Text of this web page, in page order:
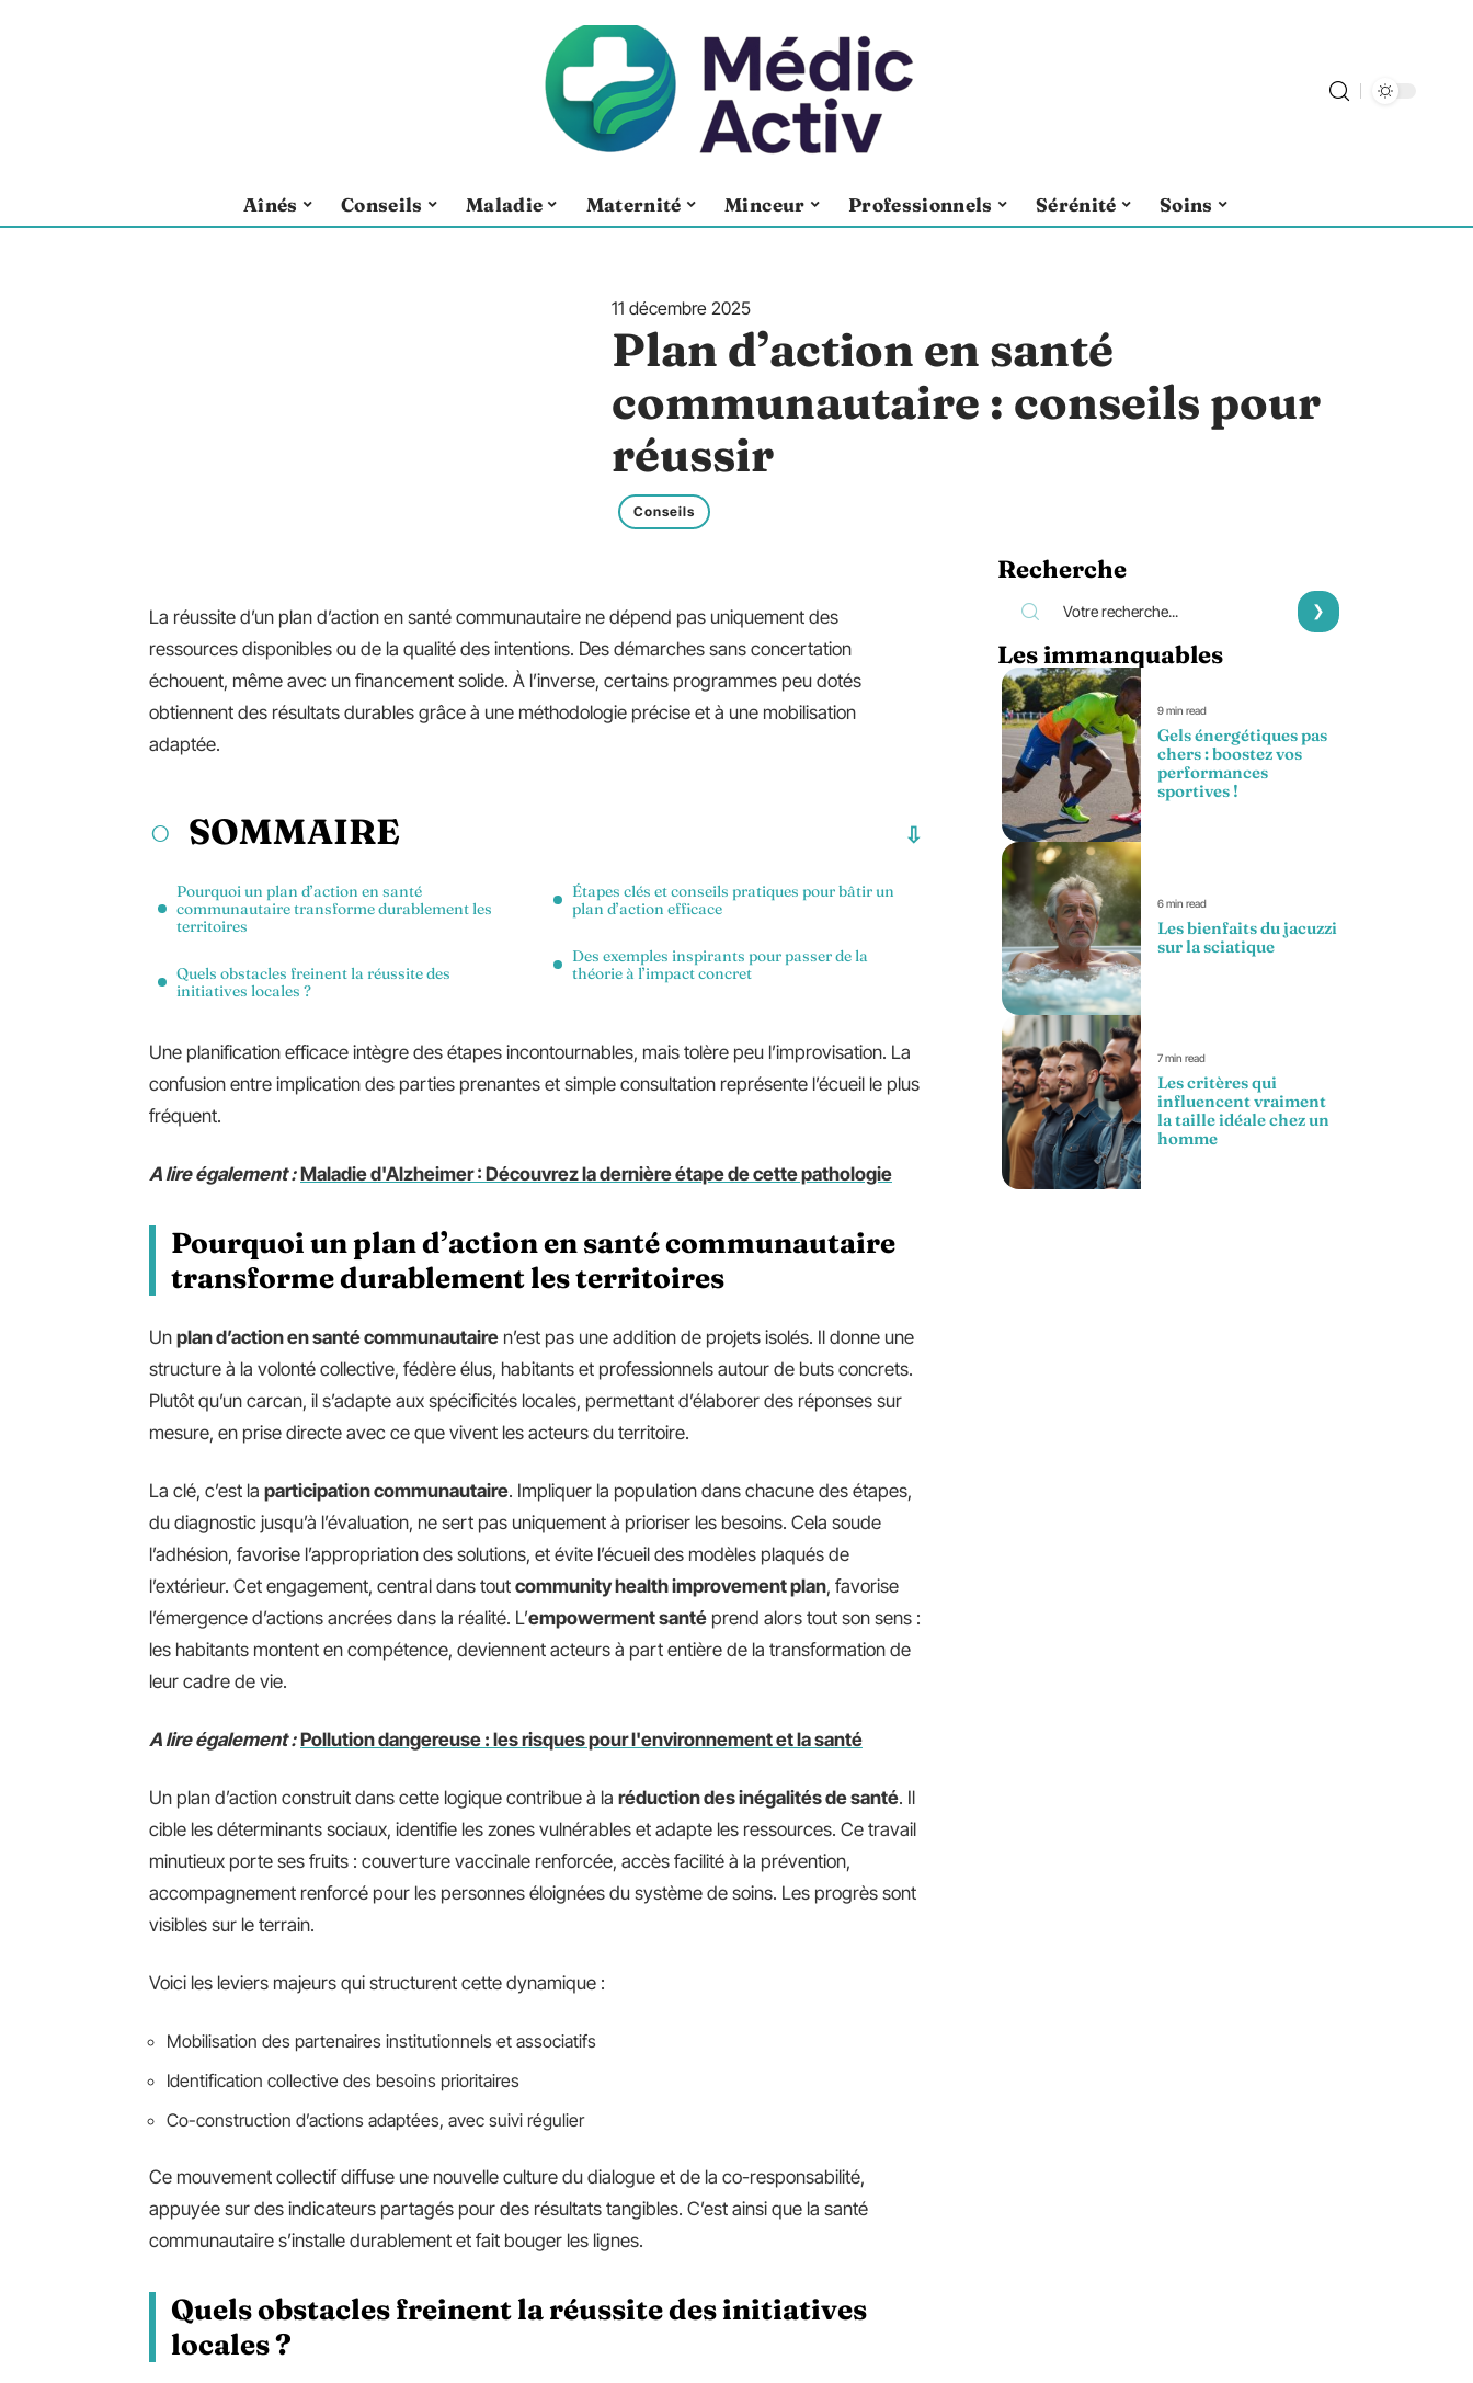
Aînés Conseils Maladie Maternité Minceur Professionnels Sérénité Soins
11 décembre 2025
Plan d’action en santé
communautaire : conseils pour
réussir
Conseils
La réussite d’un plan d’action en santé communautaire ne dépend pas uniquement des
ressources disponibles ou de la qualité des intentions. Des démarches sans concertation
échouent, même avec un financement solide. À l’inverse, certains programmes peu dotés
obtiennent des résultats durables grâce à une méthodologie précise et à une mobilisation
adaptée.
SOMMAIRE
Pourquoi un plan d’action en santé
communautaire transforme durablement les
territoires
Quels obstacles freinent la réussite des
initiatives locales ?
Étapes clés et conseils pratiques pour bâtir un
plan d’action efficace
Des exemples inspirants pour passer de la
théorie à l’impact concret
Une planification efficace intègre des étapes incontournables, mais tolère peu l’improvisation. La
confusion entre implication des parties prenantes et simple consultation représente l’écueil le plus
fréquent.
A lire également : Maladie d'Alzheimer : Découvrez la dernière étape de cette pathologie
Pourquoi un plan d’action en santé communautaire
transforme durablement les territoires
Un plan d’action en santé communautaire n’est pas une addition de projets isolés. Il donne une
structure à la volonté collective, fédère élus, habitants et professionnels autour de buts concrets.
Plutôt qu’un carcan, il s’adapte aux spécificités locales, permettant d’élaborer des réponses sur
mesure, en prise directe avec ce que vivent les acteurs du territoire.
La clé, c’est la participation communautaire. Impliquer la population dans chacune des étapes,
du diagnostic jusqu’à l’évaluation, ne sert pas uniquement à prioriser les besoins. Cela soude
l’adhésion, favorise l’appropriation des solutions, et évite l’écueil des modèles plaqués de
l’extérieur. Cet engagement, central dans tout community health improvement plan, favorise
l’émergence d’actions ancrées dans la réalité. L’empowerment santé prend alors tout son sens :
les habitants montent en compétence, deviennent acteurs à part entière de la transformation de
leur cadre de vie.
A lire également : Pollution dangereuse : les risques pour l'environnement et la santé
Un plan d’action construit dans cette logique contribue à la réduction des inégalités de santé. Il
cible les déterminants sociaux, identifie les zones vulnérables et adapte les ressources. Ce travail
minutieux porte ses fruits : couverture vaccinale renforcée, accès facilité à la prévention,
accompagnement renforcé pour les personnes éloignées du système de soins. Les progrès sont
visibles sur le terrain.
Voici les leviers majeurs qui structurent cette dynamique :
Mobilisation des partenaires institutionnels et associatifs
Identification collective des besoins prioritaires
Co-construction d’actions adaptées, avec suivi régulier
Ce mouvement collectif diffuse une nouvelle culture du dialogue et de la co-responsabilité,
appuyée sur des indicateurs partagés pour des résultats tangibles. C’est ainsi que la santé
communautaire s’installe durablement et fait bouger les lignes.
Quels obstacles freinent la réussite des initiatives
locales ?
Recherche
Les immanquables
9 min read
Gels énergétiques pas
chers : boostez vos
performances
sportives !
6 min read
Les bienfaits du jacuzzi
sur la sciatique
7 min read
Les critères qui
influencent vraiment
la taille idéale chez un
homme